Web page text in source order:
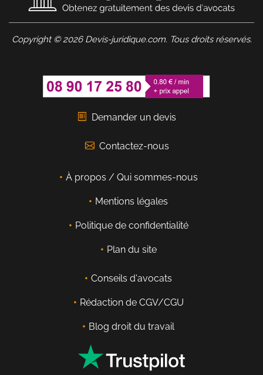
Copyright © 2026 Devis-juridique.com. Tous droits réservés.
Demander un devis
Contactez-nous
À propos / Qui sommes-nous
Mentions légales
Politique de confidentialité
Plan du site
Conseils d'avocats
Rédaction de CGV/CGU
Blog droit du travail